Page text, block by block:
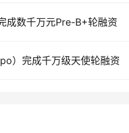
成数千万元Pre-B+轮融资
）完成千万级天使轮融资